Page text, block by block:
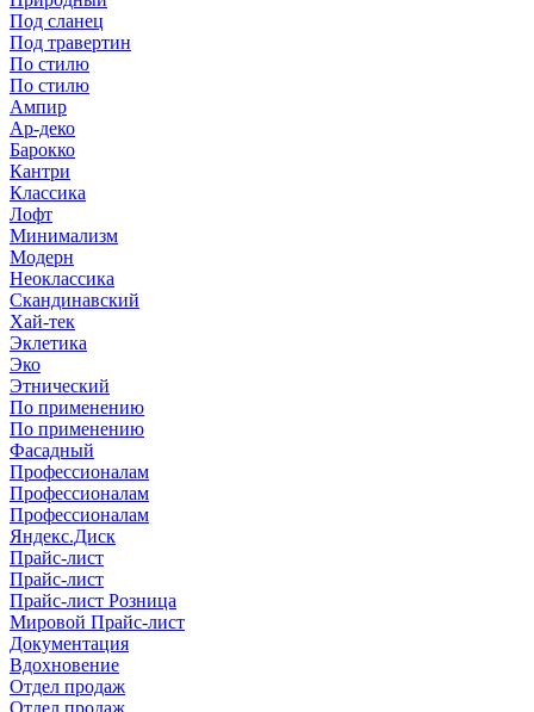
Под сланец
Под травертин
По стилю
По стилю
Ампир
Ар-деко
Барокко
Кантри
Классика
Лофт
Минимализм
Модерн
Неоклассика
Скандинавский
Хай-тек
Эклетика
Эко
Этнический
По применению
По применению
Фасадный
Профессионалам
Профессионалам
Профессионалам
Яндекс.Диск
Прайс-лист
Прайс-лист
Прайс-лист Розница
Мировой Прайс-лист
Документация
Вдохновение
Отдел продаж
Отдел продаж